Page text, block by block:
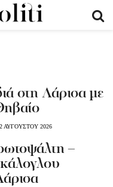
στη Λάρισα με
2 ΑΥΓΟΥΣΤΟΥ 2026
–